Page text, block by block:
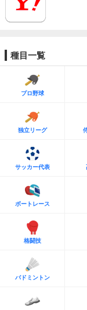
種目一覧
プロ野球
独立リーグ
サッカー代表
ボートレース
格闘技
バドミントン